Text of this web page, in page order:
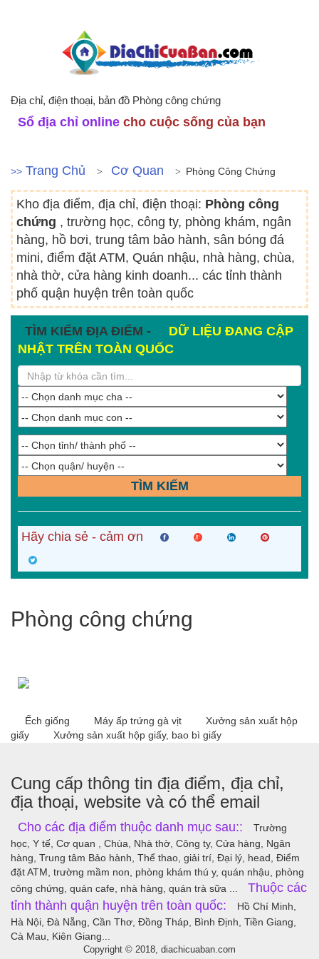
Địa chỉ, điện thoại, bản đồ Phòng công chứng
Sổ địa chỉ online cho cuộc sống của bạn
>> Trang Chủ Cơ Quan Phòng Công Chứng
Kho địa điểm, địa chỉ, điện thoại: Phòng công
chứng , trường học, công ty, phòng khám, ngân
hàng, hồ bơi, trung tâm bảo hành, sân bóng đá
mini, điểm đặt ATM, Quán nhậu, nhà hàng, chùa,
nhà thờ, cửa hàng kinh doanh... các tỉnh thành
phố quận huyện trên toàn quốc
TÌM KIẾM ĐỊA ĐIỂM -
DỮ LIỆU ĐANG CẬP
NHẬT TRÊN TOÀN QUỐC
TÌM KIẾM
Hãy chia sẻ - cảm ơn
Phòng công chứng
Ếch giống Máy ấp trứng gà vịt
Xưởng sản xuất hộp
giấy
Xưởng sản xuất hộp giấy, bao bì giấy
Cung cấp thông tin địa điểm, địa chỉ,
địa thoại, website và có thể email
Cho các địa điểm thuộc danh mục sau::
Trường
học, Y tế, Cơ quan , Chùa, Nhà thờ, Công ty, Cửa hàng, Ngân
hàng, Trung tâm Bảo hành, Thể thao, giải trí, Đại lý, head, Điểm
đặt ATM, trường mầm non, phòng khám thú y, quán nhậu, phòng
công chứng, quán cafe, nhà hàng, quán trà sữa ...
Thuộc các
tỉnh thành quận huyện trên toàn quốc:
Hồ Chí Minh,
Hà Nội, Đà Nẵng, Cần Thơ, Đồng Tháp, Bình Định, Tiền Giang,
Cà Mau, Kiên Giang...
Copyright © 2018, diachicuaban.com